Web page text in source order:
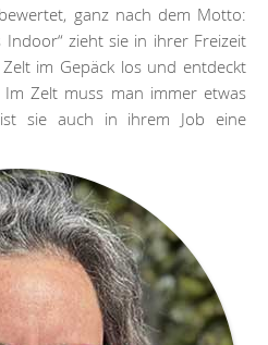
ganz nach dem Motto:
Indoor“ zieht sie in ihrer Freizeit
im Gepäck los und entdeckt
Zelt muss man immer etwas
sie auch in ihrem Job eine